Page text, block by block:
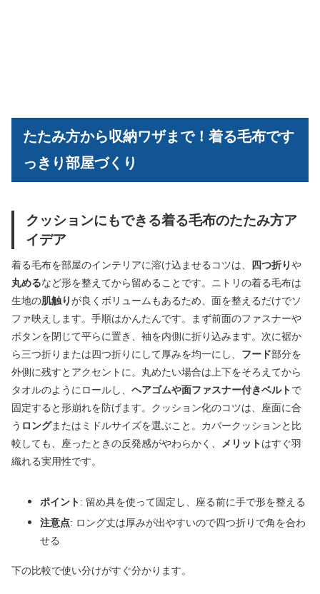
たたみ方から収納ワザまで！着る毛布です
っきり部屋づくり
クッションにもできる着る毛布のたたみ方ア
イデア
着る毛布を部屋のインテリアに溶け込ませるコツは、 四つ折りや
丸めるなど形を整えてから留めることです。ニトリの着る毛布は
生地の肌触りが良くボリュームもあるため、面を整えるだけでソ
ファ映えします。手順はかんたんです。まず前面のファスナーや
ボタンを閉じて平らに置き、袖を内側に折り込みます。次に裾か
ら三つ折りまたは四つ折りにして厚みを均一にし、 フード部分を
外側に残すとアクセントに。丸めたい場合は上下をそろえてから
タオルのようにロールし、 ヘアゴムや面ファスナー付きベルトで
固定すると形崩れを防げます。クッション化のコツは、座面に合
う ロングまたはミドルサイズを選ぶこと。カバークッションと比
較しても、座ったときの反発感がやわらかく、
メリットはすぐ羽
織れる実用性です。
ポイント: 留め具を使って固定し、座る前に手で形を整える
注意点: ロング丈は厚みが出やすいので四つ折りで角を合わ
せる
下の比較で使い分けがすぐ分かります。